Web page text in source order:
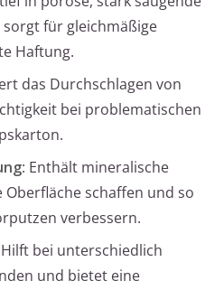
für gleichmäßige
Haftung.
das Durchschlagen von
bei problematischen
: Enthält mineralische
Oberfläche schaffen und so
verbessern.
bei unterschiedlich
und bietet eine